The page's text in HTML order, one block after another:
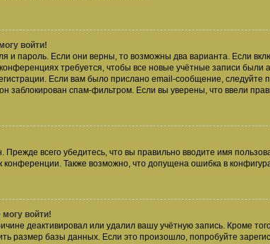
войти!
и пароль. Если они верны, то возможны два варианта. Если
требуется, чтобы все новые учётные записи были
Если вам было прислано email-сообщение,
заблокирован спам-фильтром. Если вы уверены, что ввели
Прежде всего убедитесь, что вы правильно вводите имя
конференции. Также возможно, что допущена ошибка в
войти!
деактивировал или удалил вашу учётную запись. Кроме
базы данных. Если это произошло, попробуйте